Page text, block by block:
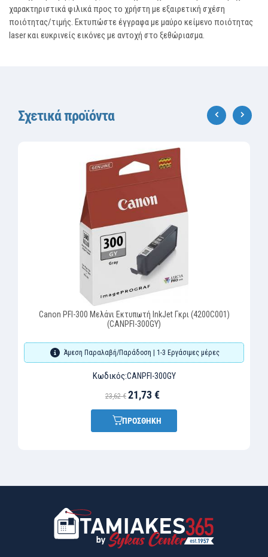
χαρακτηριστικά φιλικά προς το χρήστη με εξαιρετική σχέση
ποιότητας/τιμής. Εκτυπώστε έγγραφα με μαύρο κείμενο ποιότητας
laser και ευκρινείς εικόνες με αντοχή στο ξεθώριασμα.
Σχετικά προϊόντα
Canon PFI-300 Μελάνι Εκτυπωτή InkJet Γκρι (4200C001)
(CANPFI-300GY)
Άμεση Παραλαβή/Παράδοση | 1-3 Εργάσιμες μέρες
Κωδικός:CANPFI-300GY
23,62 € 21,73 €
ΠΡΟΣΘΗΚΗ